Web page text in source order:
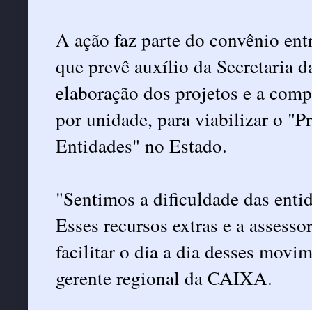
A ação faz parte do convênio
que prevê auxílio da Secretaria
elaboração dos projetos e a
por unidade, para viabilizar o
Entidades" no Estado.
"Sentimos a dificuldade das
Esses recursos extras e a
facilitar o dia a dia desses
gerente regional da CAIXA.